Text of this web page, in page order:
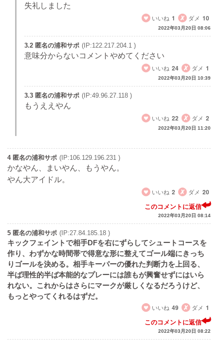
失礼しました
いいね 1 ダメ 10
2022年03月20日 08:06
3.2 匿名の浦和サポ (IP:122.217.204.1 )
意味分からないコメントやめてください
いいね 24 ダメ 1
2022年03月20日 10:39
3.3 匿名の浦和サポ (IP:49.96.27.118 )
もうええやん
いいね 22 ダメ 2
2022年03月20日 11:20
4 匿名の浦和サポ (IP:106.129.196.231 )
かなやん、まいやん、もうやん。
やん大アイドル。
いいね 2 ダメ 20
このコメントに返信
2022年03月20日 08:14
5 匿名の浦和サポ (IP:27.84.185.18 )
キックフェイントで相手DFを右にずらしてシュートコースを
作り、わずかな時間帯で得意な形に整えてゴール端にきっち
りゴールを決める。相手キーパーの優れた判断力を上回る、
半ば理性的半ば本能的なプレーには誰もが興奮せずにはいら
れない。これからはさらにマークが厳しくなるだろうけど、
もっとやってくれるはずだ。
いいね 49 ダメ 1
このコメントに返信
2022年03月20日 08:22